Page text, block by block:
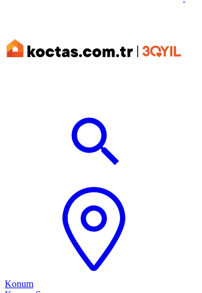
Konum